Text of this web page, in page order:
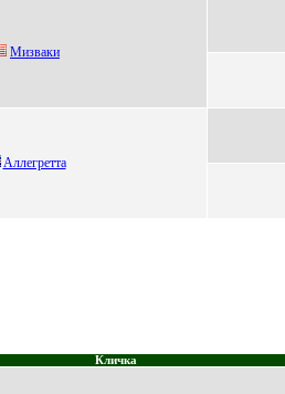
Мизваки
Aллегpетта
Кличка